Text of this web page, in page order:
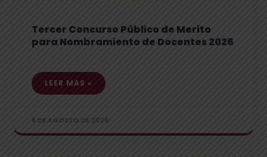
Tercer Concurso Público de Merito
para Nombramiento de Docentes 2026
LEER MAS »
6 DE AGOSTO DE 2026